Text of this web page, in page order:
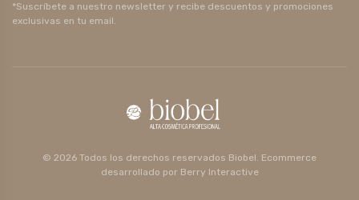
*Suscríbete a nuestro newsletter y recibe descuentos y promociones
exclusivas en tu email.
© 2026 Todos los derechos reservados Biobel. Ecommerce
desarrollado por Berry Interactive